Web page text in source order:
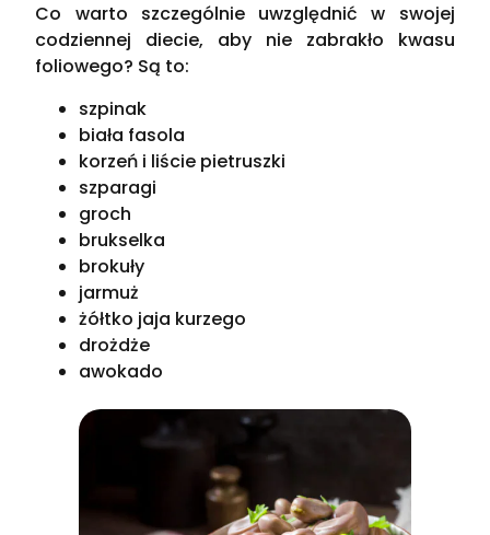
Co warto szczególnie uwzględnić w swojej
codziennej diecie, aby nie zabrakło kwasu
foliowego? Są to:
szpinak
biała fasola
korzeń i liście pietruszki
szparagi
groch
brukselka
brokuły
jarmuż
żółtko jaja kurzego
drożdże
awokado